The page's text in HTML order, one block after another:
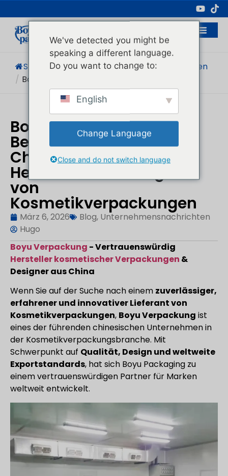
Kosmetikverpackungen
Startseite / Blog / Unternehmensnachrichten
/ Boyu Packaging Reviews Reddit:...
Boyu Packaging
Bewertungen Reddit:
Chinas führender
Hersteller und Designer
von
Kosmetikverpackungen
März 6, 2026 Blog, Unternehmensnachrichten
Hugo
Boyu Verpackung - Vertrauenswürdig
Hersteller kosmetischer Verpackungen &
Designer aus China
Wenn Sie auf der Suche nach einem zuverlässiger,
erfahrener und innovativer Lieferant von
Kosmetikverpackungen, Boyu Verpackung ist
eines der führenden chinesischen Unternehmen in
der Kosmetikverpackungsbranche. Mit
Schwerpunkt auf Qualität, Design und weltweite
Exportstandards, hat sich Boyu Packaging zu
einem vertrauenswürdigen Partner für Marken
weltweit entwickelt.
We've detected you might be
speaking a different language.
Do you want to change to:
English
Change Language
Close and do not switch language